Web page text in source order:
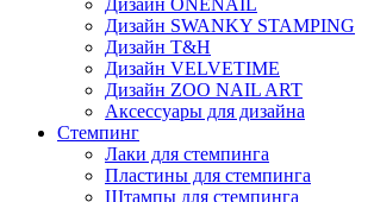
Дизайн ONENAIL
Дизайн SWANKY STAMPING
Дизайн T&H
Дизайн VELVETIME
Дизайн ZOO NAIL ART
Аксессуары для дизайна
Стемпинг
Лаки для стемпинга
Пластины для стемпинга
Штампы для стемпинга